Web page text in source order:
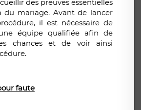
des preuves essentielles
du mariage. Avant de lancer
il est nécessaire de
équipe qualifiée afin de
chances et de voir ainsi
faute